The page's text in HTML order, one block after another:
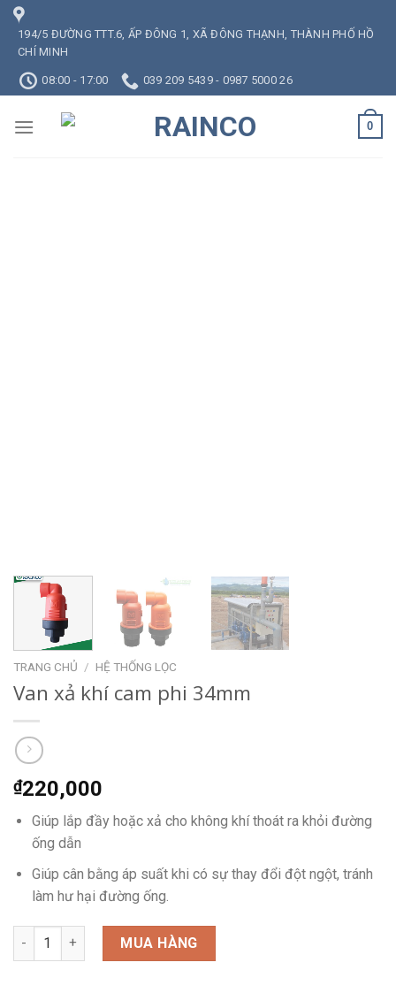
Skip
content
194/5 ĐƯỜNG TTT.6, ẤP ĐÔNG 1, XÃ ĐÔNG THẠNH, THÀNH PHỐ HỒ
CHÍ MINH
08:00 - 17:00 039 209 5439 - 0987 5000 26
0
TRANG CHỦ / HỆ THỐNG LỌC
Van xả khí cam phi 34mm
₫220,000
Giúp lắp đầy hoặc xả cho không khí thoát ra khỏi đường
ống dẫn
Giúp cân bằng áp suất khi có sự thay đổi đột ngột, tránh
làm hư hại đường ống.
Van xả khí cam phi 34mm số lượng
MUA HÀNG